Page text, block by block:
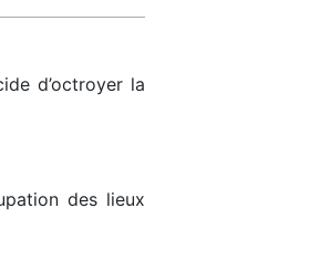
d’octroyer la
des lieux